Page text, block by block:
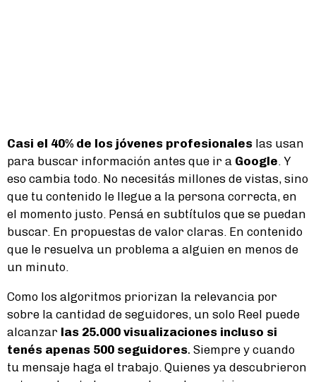
Casi el 40% de los jóvenes profesionales las usan
para buscar información antes que ir a Google. Y
eso cambia todo. No necesitás millones de vistas, sino
que tu contenido le llegue a la persona correcta, en
el momento justo. Pensá en subtítulos que se puedan
buscar. En propuestas de valor claras. En contenido
que le resuelva un problema a alguien en menos de
un minuto.
Como los algoritmos priorizan la relevancia por
sobre la cantidad de seguidores, un solo Reel puede
alcanzar las 25.000 visualizaciones incluso si
tenés apenas 500 seguidores. Siempre y cuando
tu mensaje haga el trabajo. Quienes ya descubrieron